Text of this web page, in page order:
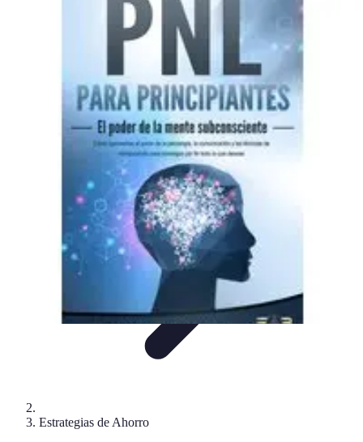
Consejos de Ahorro
Estrategias de Ahorro Guía de Compras
Descuentos Imperdibles
Estrategias de Ahorro